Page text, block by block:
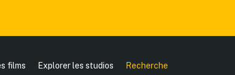
films Explorer les studios Recherche